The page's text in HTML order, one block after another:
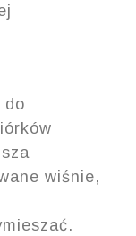
do
órków
wiśnie,